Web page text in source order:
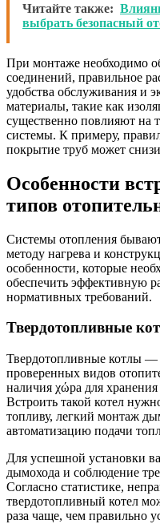
Читайте также:
выбрать безопасный
При монтаже необходимо
соединений, правильное
удобства обслуживания и
материалы, такие как
существенно повлияют на
системы. К примеру,
покрытие труб может
Особенности
типов
Системы отопления
методу нагрева и
особенности, которые
обеспечить эффективную
нормативных требований.
Твердотопливные
Твердотопливные котлы —
проверенных видов
наличия χώра для
Встроить такой котел
топливу, легкий монтаж
автоматизацию подачи
Для успешной установки
дымохода и соблюдение
Согласно статистике,
твердотопливный котел
раза чаще, чем правильно